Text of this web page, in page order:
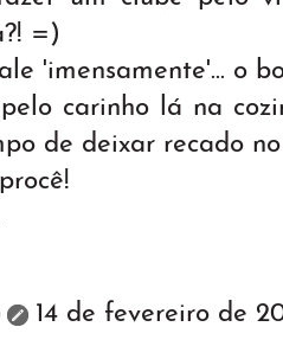
=)
'imensamente'... o
carinho lá na
de deixar recado
14 de fevereiro de